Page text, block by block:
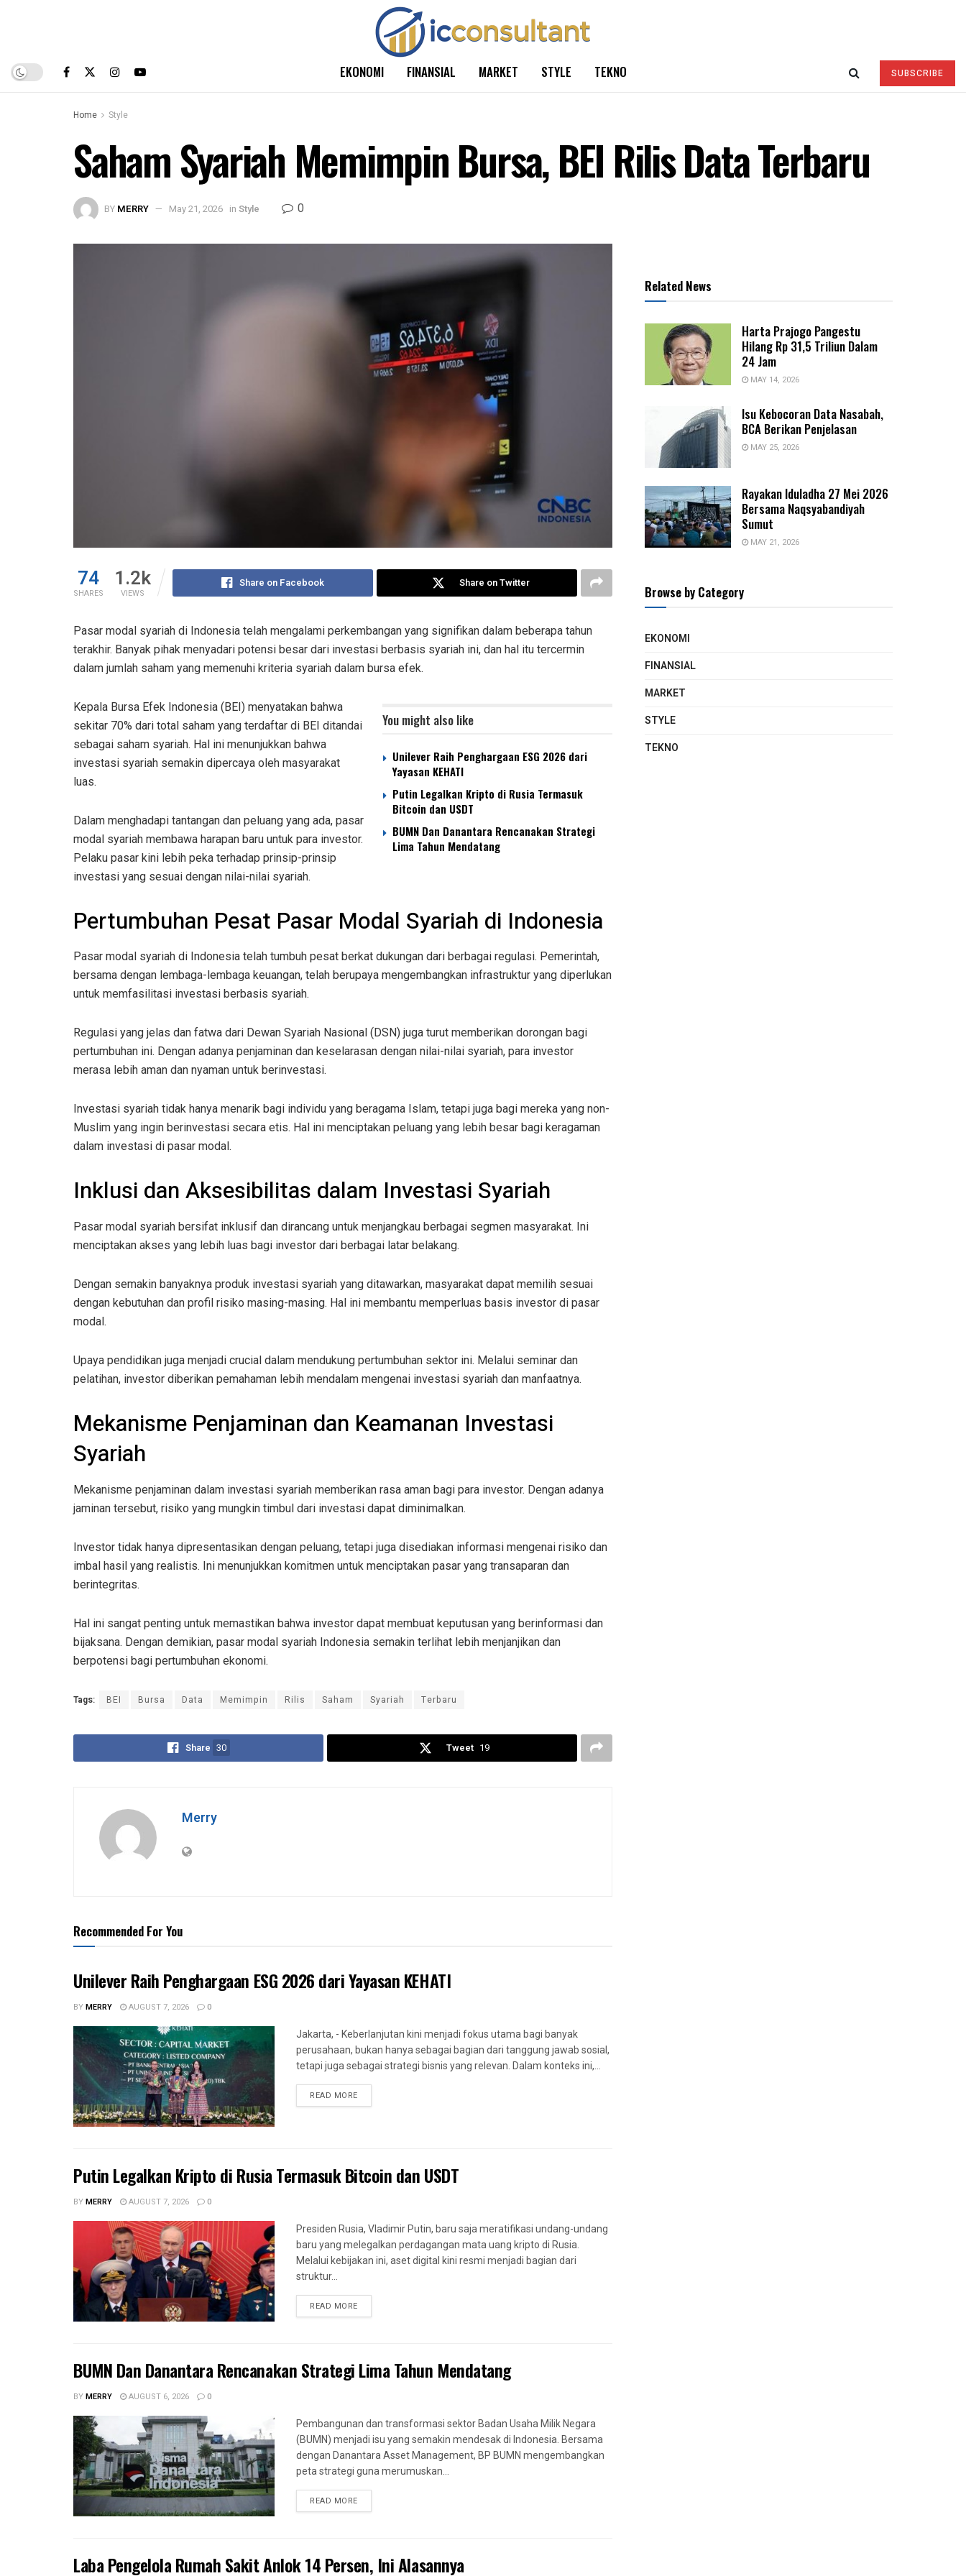
EKONOMI FINANSIAL MARKET STYLE TEKNO SUBSCRIBE
Home Style
Saham Syariah Memimpin Bursa, BEI Rilis Data Terbaru
BY MERRY May 21, 2026 in Style 0
74
SHARES
1.2k
VIEWS
Share on Facebook Share on Twitter
Pasar modal syariah di Indonesia telah mengalami perkembangan yang signifikan dalam beberapa tahun
terakhir. Banyak pihak menyadari potensi besar dari investasi berbasis syariah ini, dan hal itu tercermin
dalam jumlah saham yang memenuhi kriteria syariah dalam bursa efek.
You might also like
Unilever Raih Penghargaan ESG 2026 dari
Yayasan KEHATI
Putin Legalkan Kripto di Rusia Termasuk
Bitcoin dan USDT
BUMN Dan Danantara Rencanakan Strategi
Lima Tahun Mendatang
Kepala Bursa Efek Indonesia (BEI) menyatakan bahwa
sekitar 70% dari total saham yang terdaftar di BEI ditandai
sebagai saham syariah. Hal ini menunjukkan bahwa
investasi syariah semakin dipercaya oleh masyarakat
luas.
Dalam menghadapi tantangan dan peluang yang ada, pasar
modal syariah membawa harapan baru untuk para investor.
Pelaku pasar kini lebih peka terhadap prinsip-prinsip
investasi yang sesuai dengan nilai-nilai syariah.
Pertumbuhan Pesat Pasar Modal Syariah di Indonesia
Pasar modal syariah di Indonesia telah tumbuh pesat berkat dukungan dari berbagai regulasi. Pemerintah,
bersama dengan lembaga-lembaga keuangan, telah berupaya mengembangkan infrastruktur yang diperlukan
untuk memfasilitasi investasi berbasis syariah.
Regulasi yang jelas dan fatwa dari Dewan Syariah Nasional (DSN) juga turut memberikan dorongan bagi
pertumbuhan ini. Dengan adanya penjaminan dan keselarasan dengan nilai-nilai syariah, para investor
merasa lebih aman dan nyaman untuk berinvestasi.
Investasi syariah tidak hanya menarik bagi individu yang beragama Islam, tetapi juga bagi mereka yang non-
Muslim yang ingin berinvestasi secara etis. Hal ini menciptakan peluang yang lebih besar bagi keragaman
dalam investasi di pasar modal.
Inklusi dan Aksesibilitas dalam Investasi Syariah
Pasar modal syariah bersifat inklusif dan dirancang untuk menjangkau berbagai segmen masyarakat. Ini
menciptakan akses yang lebih luas bagi investor dari berbagai latar belakang.
Dengan semakin banyaknya produk investasi syariah yang ditawarkan, masyarakat dapat memilih sesuai
dengan kebutuhan dan profil risiko masing-masing. Hal ini membantu memperluas basis investor di pasar
modal.
Upaya pendidikan juga menjadi crucial dalam mendukung pertumbuhan sektor ini. Melalui seminar dan
pelatihan, investor diberikan pemahaman lebih mendalam mengenai investasi syariah dan manfaatnya.
Mekanisme Penjaminan dan Keamanan Investasi
Syariah
Mekanisme penjaminan dalam investasi syariah memberikan rasa aman bagi para investor. Dengan adanya
jaminan tersebut, risiko yang mungkin timbul dari investasi dapat diminimalkan.
Investor tidak hanya dipresentasikan dengan peluang, tetapi juga disediakan informasi mengenai risiko dan
imbal hasil yang realistis. Ini menunjukkan komitmen untuk menciptakan pasar yang transaparan dan
berintegritas.
Hal ini sangat penting untuk memastikan bahwa investor dapat membuat keputusan yang berinformasi dan
bijaksana. Dengan demikian, pasar modal syariah Indonesia semakin terlihat lebih menjanjikan dan
berpotensi bagi pertumbuhan ekonomi.
Tags: BEI Bursa Data Memimpin Rilis Saham Syariah Terbaru
Share 30 Tweet 19
Merry
Recommended For You
Unilever Raih Penghargaan ESG 2026 dari Yayasan KEHATI
BYMERRY AUGUST 7, 2026 0
Jakarta, - Keberlanjutan kini menjadi fokus utama bagi banyak
perusahaan, bukan hanya sebagai bagian dari tanggung jawab sosial,
tetapi juga sebagai strategi bisnis yang relevan. Dalam konteks ini,...
READ MORE
Putin Legalkan Kripto di Rusia Termasuk Bitcoin dan USDT
BYMERRY AUGUST 7, 2026 0
Presiden Rusia, Vladimir Putin, baru saja meratifikasi undang-undang
baru yang melegalkan perdagangan mata uang kripto di Rusia.
Melalui kebijakan ini, aset digital kini resmi menjadi bagian dari
struktur...
READ MORE
BUMN Dan Danantara Rencanakan Strategi Lima Tahun Mendatang
BYMERRY AUGUST 6, 2026 0
Pembangunan dan transformasi sektor Badan Usaha Milik Negara
(BUMN) menjadi isu yang semakin mendesak di Indonesia. Bersama
dengan Danantara Asset Management, BP BUMN mengembangkan
peta strategi guna merumuskan...
READ MORE
Laba Pengelola Rumah Sakit Anlok 14 Persen, Ini Alasannya
Related News
Harta Prajogo Pangestu
Hilang Rp 31,5 Triliun Dalam
24 Jam
MAY 14, 2026
Isu Kebocoran Data Nasabah,
BCA Berikan Penjelasan
MAY 25, 2026
Rayakan Iduladha 27 Mei 2026
Bersama Naqsyabandiyah
Sumut
MAY 21, 2026
Browse by Category
EKONOMI
FINANSIAL
MARKET
STYLE
TEKNO